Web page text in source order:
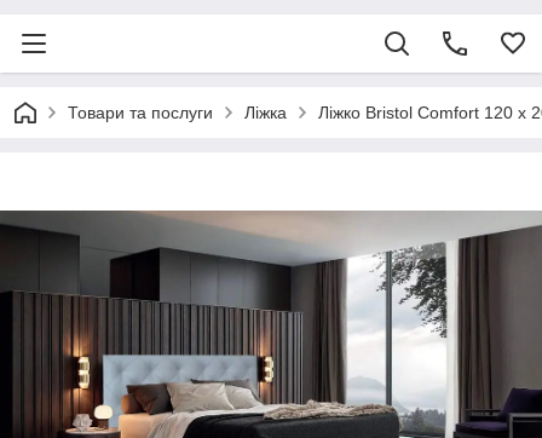
Товари та послуги Ліжка Ліжко Bristol Comfort 120 х